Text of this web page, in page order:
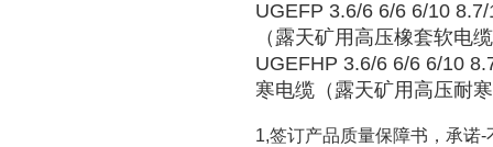
UGEFP 3.6/6 6/6 6/10
（露天矿用高压橡套软电
UGEFHP 3.6/6 6/6 6/10
寒电缆（露天矿用高压耐
1,签订产品质量保障书，承诺-